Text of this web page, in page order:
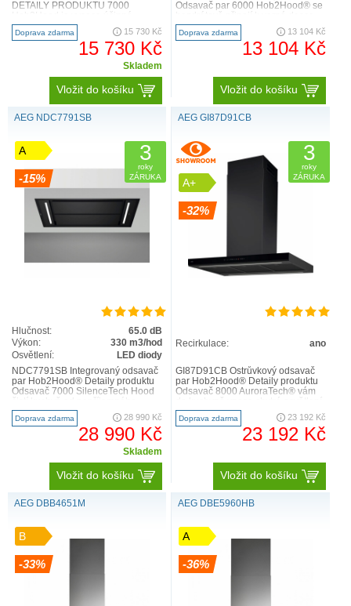
Prodloužená záruka
Protože víme, že se na kvalitu našich spotřebičů můžeme
spolehnout, nabízíme vám u vybraných modelů záruku
prodlouženou na 5 let.
KTERÝ ODSAVAČ ZAPADNE DO VAŠÍ
KUCHYNĚ?
VAŠE KUCHYNĚ, VÁŠ STYL
Dopřejte si efektivní odsávání par s funkcí Hob2Hood v
propojených s odsavači par je nejširší na trhu. U nás si
snadno vyberete ideální kombinaci funkcí a stylu, která
hodí právě do vaší kuchyně. Bez kompromisů na
DETAILY PRODUKTU 7000
funkce, která automaticky ovládá
odsavač par a osvět..
Doprava zdarma 15 730 Kč
15 730 Kč
Skladem
Vložit do košíku
Odsavač par 6000 Hob2Hood® se
Když zapnete varnou..
Doprava zdarma 13 104 Kč
13 104 Kč
Vložit do košíku
AEG NDC7791SB
A
-15%
3
roky
ZÁRUKA
Hlučnost:
65.0 dB
Výkon:
330 m3/hod
Osvětlení:
LED diody
NDC7791SB Integrovaný odsavač
par Hob2Hood® Detaily produktu
Odsavač 7000 SilenceTech Hood
pachu při vaření a záro..
Doprava zdarma 28 990 Kč
28 990 Kč
Skladem
Vložit do košíku
AEG GI87D91CB
A+
-32%
3
roky
ZÁRUKA
Recirkulace: ano
GI87D91CB Ostrůvkový odsavač
par Hob2Hood® Detaily produktu
Odsavač 8000 AuroraTech® vám
Podle denního času au..
Doprava zdarma 23 192 Kč
23 192 Kč
Vložit do košíku
AEG DBB4651M
B
-33%
AEG DBE5960HB
A
-36%